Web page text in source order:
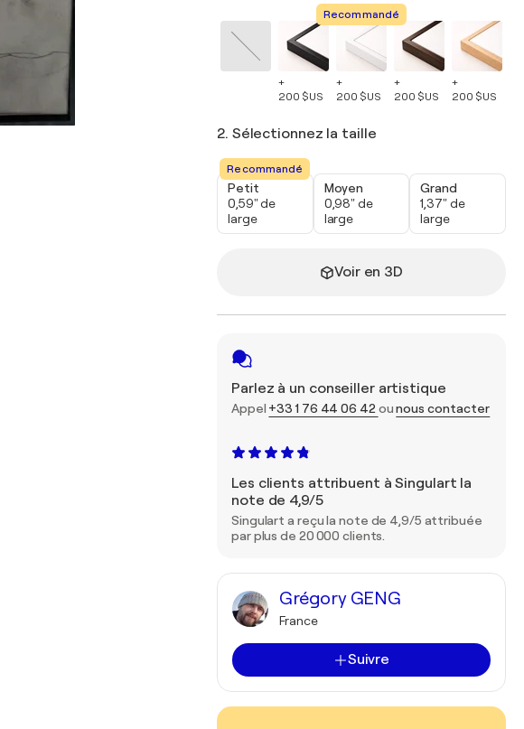
+
200 $US
Recommandé
+
200 $US
+
200 $US
+
200 $US
2. Sélectionnez la taille
Recommandé
Petit
0,59" de
large
Moyen
0,98" de
large
Grand
1,37" de
large
Voir en 3D
Parlez à un conseiller artistique
Appel +33 1 76 44 06 42 ounous contacter
Les clients attribuent à Singulart la
note de 4,9/5
Singulart a reçu la note de 4,9/5 attribuée
par plus de 20 000 clients.
Grégory GENG
France
Suivre